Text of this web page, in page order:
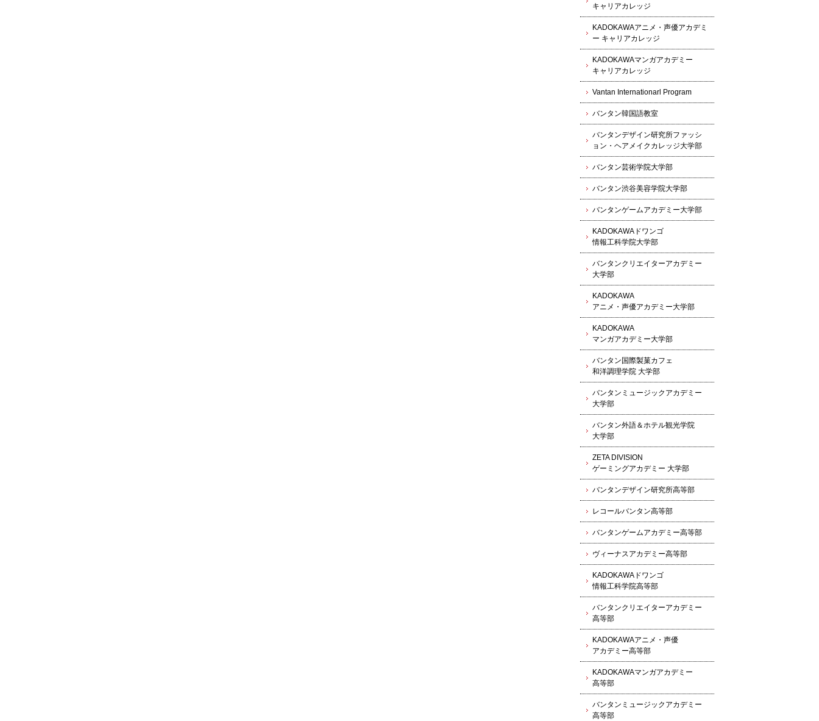
キャリアカレッジ
KADOKAWAアニメ・声優アカデミ
ー キャリアカレッジ
KADOKAWAマンガアカデミー
キャリアカレッジ
Vantan Internationarl Program
バンタン韓国語教室
バンタンデザイン研究所ファッシ
ョン・ヘアメイクカレッジ大学部
バンタン芸術学院大学部
バンタン渋谷美容学院大学部
バンタンゲームアカデミー大学部
KADOKAWAドワンゴ
情報工科学院大学部
バンタンクリエイターアカデミー
大学部
KADOKAWA
アニメ・声優アカデミー大学部
KADOKAWA
マンガアカデミー大学部
バンタン国際製菓カフェ
和洋調理学院 大学部
バンタンミュージックアカデミー
大学部
バンタン外語＆ホテル観光学院
大学部
ZETA DIVISION
ゲーミングアカデミー 大学部
バンタンデザイン研究所高等部
レコールバンタン高等部
バンタンゲームアカデミー高等部
ヴィーナスアカデミー高等部
KADOKAWAドワンゴ
情報工科学院高等部
バンタンクリエイターアカデミー
高等部
KADOKAWAアニメ・声優
アカデミー高等部
KADOKAWAマンガアカデミー
高等部
バンタンミュージックアカデミー
高等部